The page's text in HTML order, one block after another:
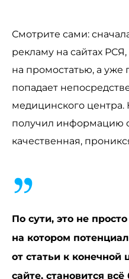
Смотрите сами:
рекламу на сайтах
на промостатью, а уже
попадает
медицинского
получил информацию
качественная,
По сути, это не
на котором
от статьи к
сайте, становится